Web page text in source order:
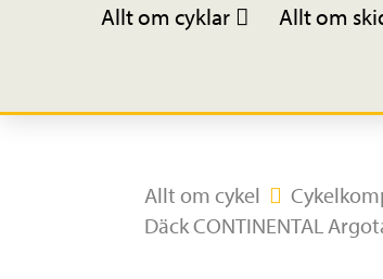
Allt om cyklar Allt om
Allt om cykel
Däck CONTINENTAL